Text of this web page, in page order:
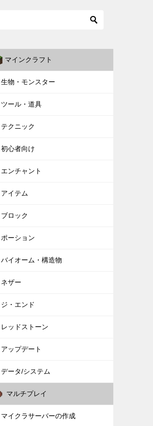
マインクラフト
生物・モンスター
ツール・道具
テクニック
初心者向け
エンチャント
アイテム
ブロック
ポーション
バイオーム・構造物
ネザー
ジ・エンド
レッドストーン
アップデート
データ/システム
マルチプレイ
マイクラサーバーの作成